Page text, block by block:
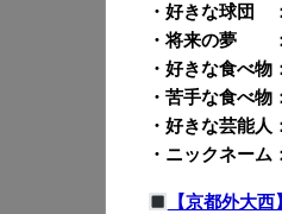
・好きな球団
・将来の夢
・好きな食べ物
・苦手な食べ物
・好きな芸能
・ニックネーム
【京都外大西】